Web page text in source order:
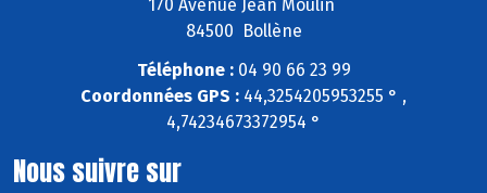
170 Avenue Jean Moulin
84500 Bollène
Téléphone :04 90 66 23 99
Coordonnées GPS : 44,3254205953255 ° ,
4,74234673372954 °
Nous suivre sur